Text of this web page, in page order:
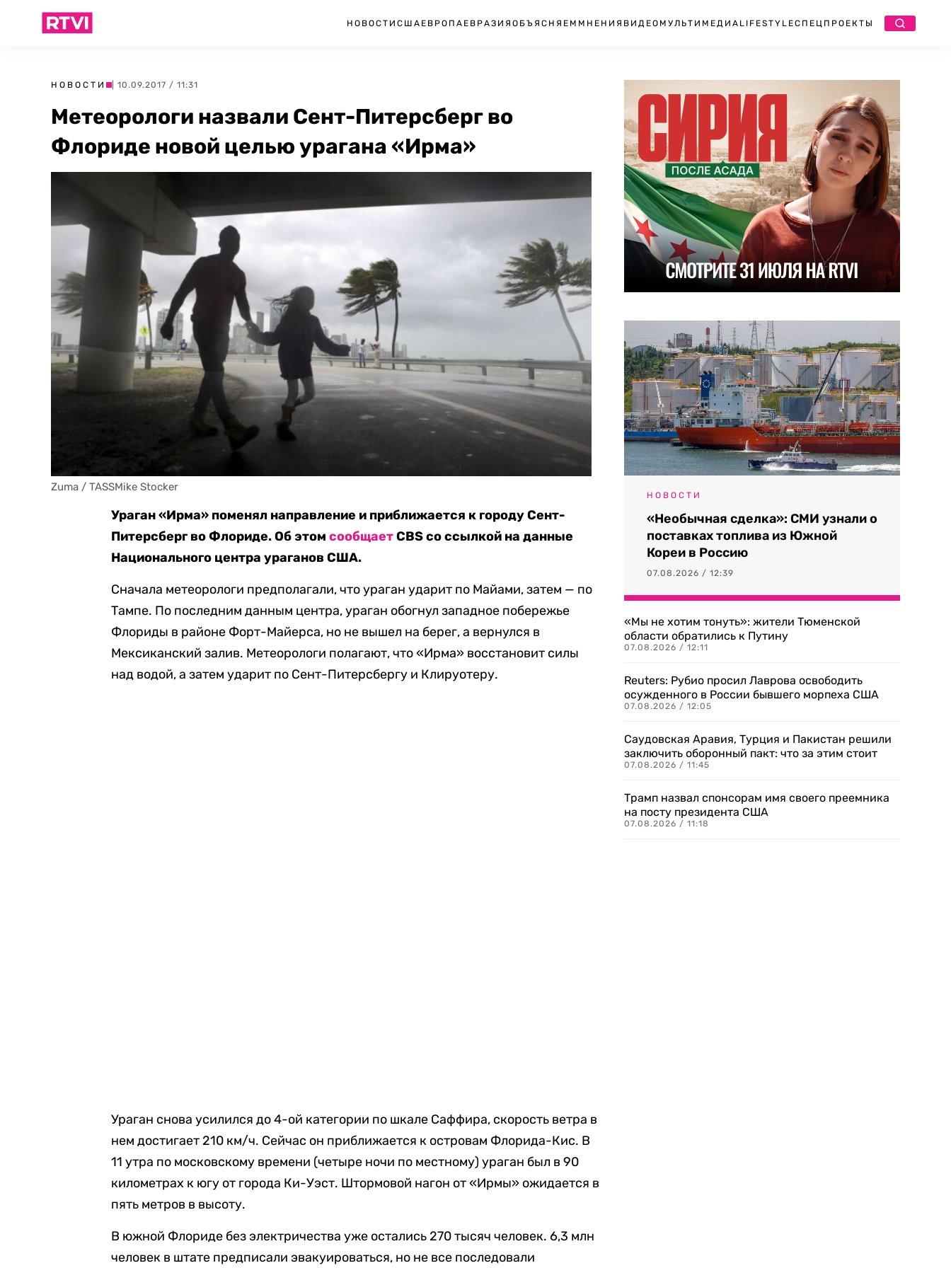
НОВОСТИ США ЕВРОПА ЕВРАЗИЯ ОБЪЯСНЯЕМ МНЕНИЯ ВИДЕО МУЛЬТИМЕДИА LIFESTYLEСПЕЦПРОЕКТЫ
НОВОСТИ | 10.09.2017 / 11:31
Метеорологи назвали Сент-Питерсберг во
Флориде новой целью урагана «Ирма»
Zuma / TASSMike Stocker
Ураган «Ирма» поменял направление и приближается к городу Сент-
Питерсберг во Флориде. Об этомсообщаетCBS со ссылкой на данные
Национального центра ураганов США.
Сначала метеорологи предполагали, что ураган ударит по Майами, затем — по
Тампе. По последним данным центра, ураган обогнул западное побережье
Флориды в районе Форт-Майерса, но не вышел на берег, а вернулся в
Мексиканский залив. Метеорологи полагают, что «Ирма» восстановит силы
над водой, а затем ударит по Сент-Питерсбергу и Клируотеру.
Ураган снова усилился до 4-ой категории по шкале Саффира, скорость ветра в
нем достигает 210 км/ч. Сейчас он приближается к островам Флорида-Кис. В
11 утра по московскому времени (четыре ночи по местному) ураган был в 90
километрах к югу от города Ки-Уэст. Штормовой нагон от «Ирмы» ожидается в
пять метров в высоту.
В южной Флориде без электричества уже остались 270 тысяч человек. 6,3 млн
человек в штате предписали эвакуироваться, но не все последовали
НОВОСТИ
«Необычная сделка»: СМИ узнали о
поставках топлива из Южной
Кореи в Россию
07.08.2026 / 12:39
«Мы не хотим тонуть»: жители Тюменской
области обратились к Путину
07.08.2026 / 12:11
Reuters: Рубио просил Лаврова освободить
осужденного в России бывшего морпеха США
07.08.2026 / 12:05
Саудовская Аравия, Турция и Пакистан решили
заключить оборонный пакт: что за этим стоит
07.08.2026 / 11:45
Трамп назвал спонсорам имя своего преемника
на посту президента США
07.08.2026 / 11:18